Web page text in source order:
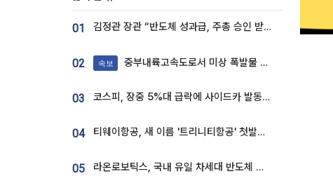
01 김정관 장관 “반도체 성과급, 주총 승인 받도록”…상법·자본시장법 개정 시사
02 속보 중부내륙고속도로서 미상 폭발물 발견
03 코스피, 장중 5%대 급락에 사이드카 발동…삼성·SK 동반 폭락
04 티웨이항공, 새 이름 '트리니티항공' 첫발…SSC 전략 본격화
05 라온로보틱스, 국내 유일 차세대 반도체 공정 로봇 개발 ‘고객사 테스트 진행’